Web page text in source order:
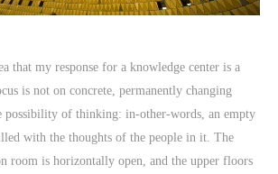
that my response for a knowledge center is a
is not on concrete, permanently changing
possibility of thinking: in-other-words, an empty
with the thoughts of the people in it. The
room is horizontally open, and the upper floors